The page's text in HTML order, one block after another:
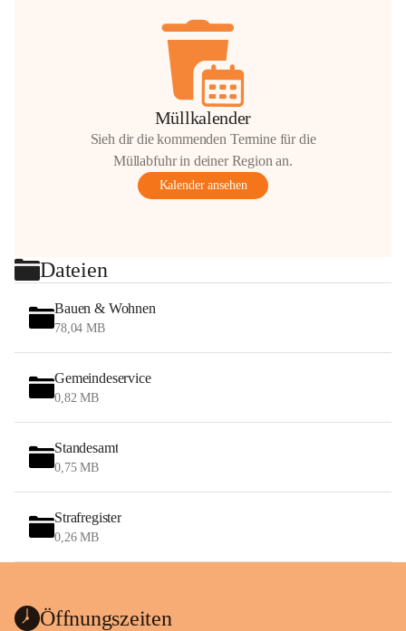
Müllkalender
Sieh dir die kommenden Termine für die
Müllabfuhr in deiner Region an.
Kalender ansehen
Dateien
Bauen & Wohnen
78,04 MB
Gemeindeservice
0,82 MB
Standesamt
0,75 MB
Strafregister
0,26 MB
Öffnungszeiten